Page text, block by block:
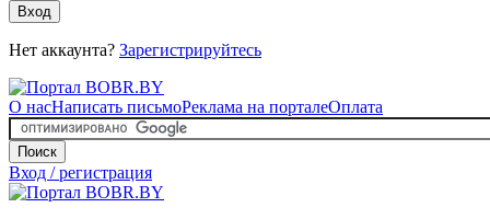
Вход
Нет аккаунта? Зарегистрируйтесь
О насНаписать письмоРеклама на порталеОплата
Поиск
Вход / регистрация